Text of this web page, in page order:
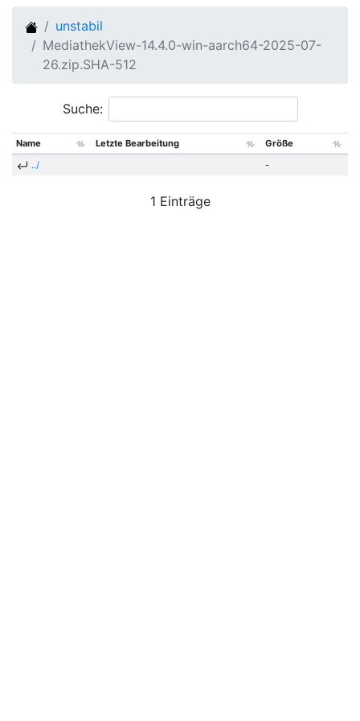
unstabil
MediathekView-14.4.0-win-aarch64-2025-07-
26.zip.SHA-512
Suche:
Name Letzte Bearbeitung
Größe
../
-
1 Einträge